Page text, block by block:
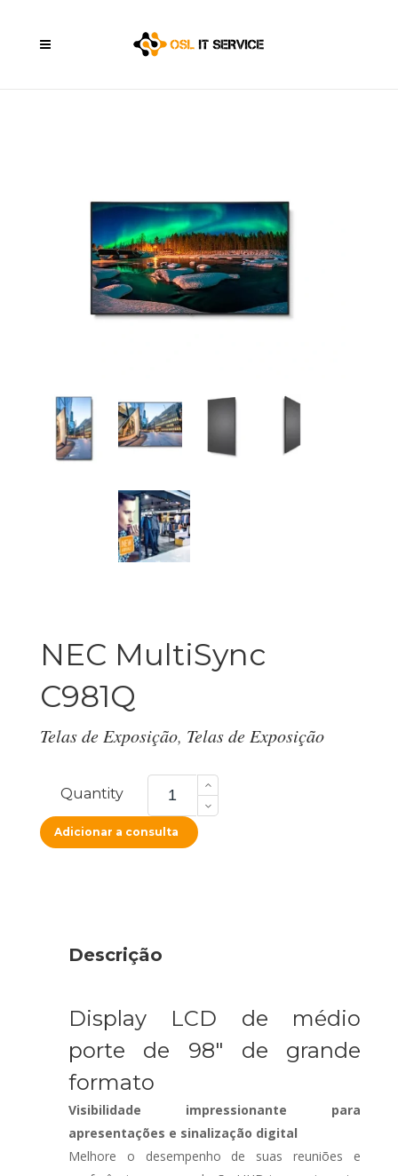
NEC MultiSync
C981Q
Telas de Exposição, Telas de Exposição
Quantity
NEC
MultiSync
C981Q
quantity
Adicionar a consulta
Descrição
Display LCD de médio
porte de 98″ de grande
formato
Visibilidade impressionante para
apresentações e sinalização digital
Melhore o desempenho de suas reuniões e